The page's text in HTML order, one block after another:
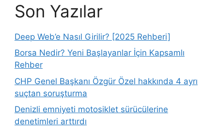
Son Yazılar
Deep Web’e Nasıl Girilir? [2025 Rehberi]
Borsa Nedir? Yeni Başlayanlar İçin Kapsamlı
Rehber
CHP Genel Başkanı Özgür Özel hakkında 4 ayrı
suçtan soruşturma
Denizli emniyeti motosiklet sürücülerine
denetimleri arttırdı